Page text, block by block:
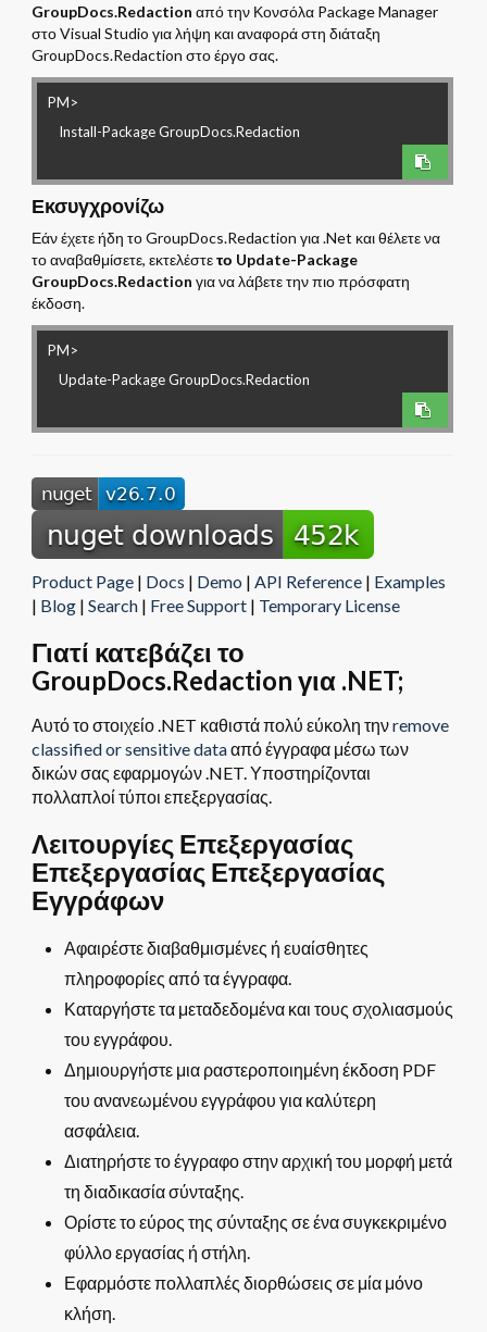
GroupDocs.Redaction από την Κονσόλα Package Manager
στο Visual Studio για λήψη και αναφορά στη διάταξη
GroupDocs.Redaction στο έργο σας.
PM>
Εκσυγχρονίζω
Εάν έχετε ήδη το GroupDocs.Redaction για .Net και θέλετε να
το αναβαθμίσετε, εκτελέστετο Update-Package
GroupDocs.Redaction για να λάβετε την πιο πρόσφατη
έκδοση.
PM>
Product Page | Docs | Demo | API Reference | Examples
| Blog | Search | Free Support | Temporary License
Γιατί κατεβάζει το
GroupDocs.Redaction για .NET;
Αυτό το στοιχείο .NET καθιστά πολύ εύκολη τηνremove
classified or sensitive dataαπό έγγραφα μέσω των
δικών σας εφαρμογών .NET. Υποστηρίζονται
πολλαπλοί τύποι επεξεργασίας.
Λειτουργίες Επεξεργασίας
Επεξεργασίας Επεξεργασίας
Εγγράφων
Αφαιρέστε διαβαθμισμένες ή ευαίσθητες
πληροφορίες από τα έγγραφα.
Καταργήστε τα μεταδεδομένα και τους σχολιασμούς
του εγγράφου.
Δημιουργήστε μια ραστεροποιημένη έκδοση PDF
του ανανεωμένου εγγράφου για καλύτερη
ασφάλεια.
Διατηρήστε το έγγραφο στην αρχική του μορφή μετά
τη διαδικασία σύνταξης.
Ορίστε το εύρος της σύνταξης σε ένα συγκεκριμένο
φύλλο εργασίας ή στήλη.
Εφαρμόστε πολλαπλές διορθώσεις σε μία μόνο
κλήση.